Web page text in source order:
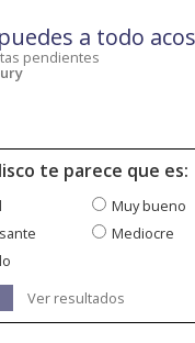
a todo
pendientes
te parece que es:
Muy bueno
Mediocre
Ver resultados